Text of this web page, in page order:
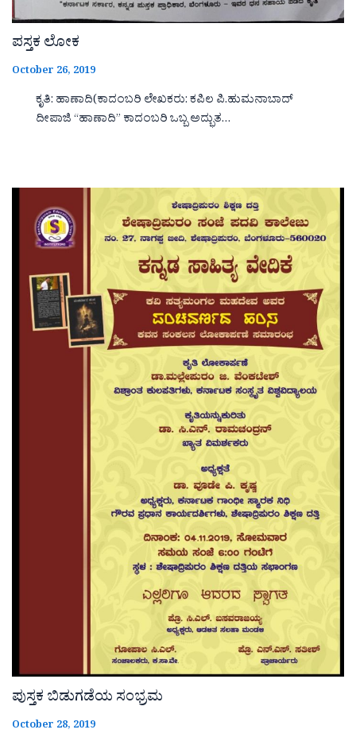
ಪಸ್ತಕ ಲೋಕ
October 26, 2019
ಕೃತಿ: ಹಾಣಾದಿ(ಕಾದಂಬರಿ ಲೇಖಕರು: ಕಪಿಲ ಪಿ.ಹುಮನಾಬಾದ್
ದೀಪಾಜಿ “ಹಾಣಾದಿ‌‌‌‌” ಕಾದಂಬರಿ ಒಬ್ಬ ಅದ್ಭುತ…
ಪುಸ್ತಕ ಬಿಡುಗಡೆಯ ಸಂಭ್ರಮ
October 28, 2019